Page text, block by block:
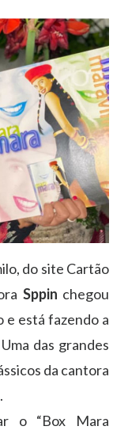
do site Cartão
Sppin chegou
está fazendo a
das grandes
da cantora
.
o “Box Mara